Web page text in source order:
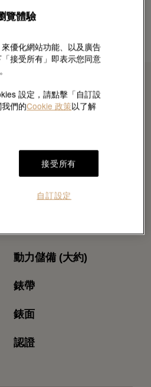
動力儲備 (大約)
錶帶
錶面
認證
覽體驗
優化網站功能、以及廣告
接受所有」即表示您同意
設定，請點擊「自訂設
們的Cookie 政策以了解
接受所有
自訂設定